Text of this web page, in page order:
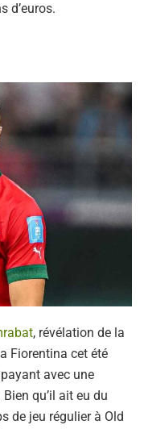
d’euros.
, révélation de la
Fiorentina cet été
avec une
qu’il ait eu du
de jeu régulier à Old